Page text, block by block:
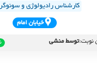
کارشناس رادیولوژی و
خيابان امام
نوبت:توسط منشی